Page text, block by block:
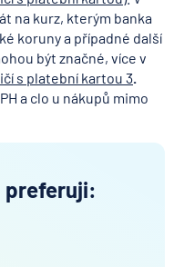
na kurz, kterým banka
koruny a případné další
být značné, více v
s platební kartou 3.
a clo u nákupů mimo
preferuji: